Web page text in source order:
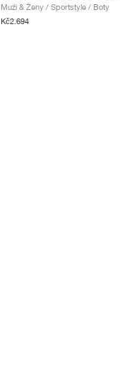
Muži & Ženy / Sportstyle / Boty
Kč2.694